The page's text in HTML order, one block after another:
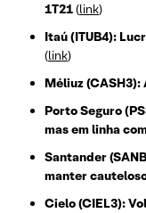
1T21(link)
Itaú (ITUB4):
(link)
Méliuz
Porto Seguro
mas em linha
Santander
manter
Cielo (CIEL3):